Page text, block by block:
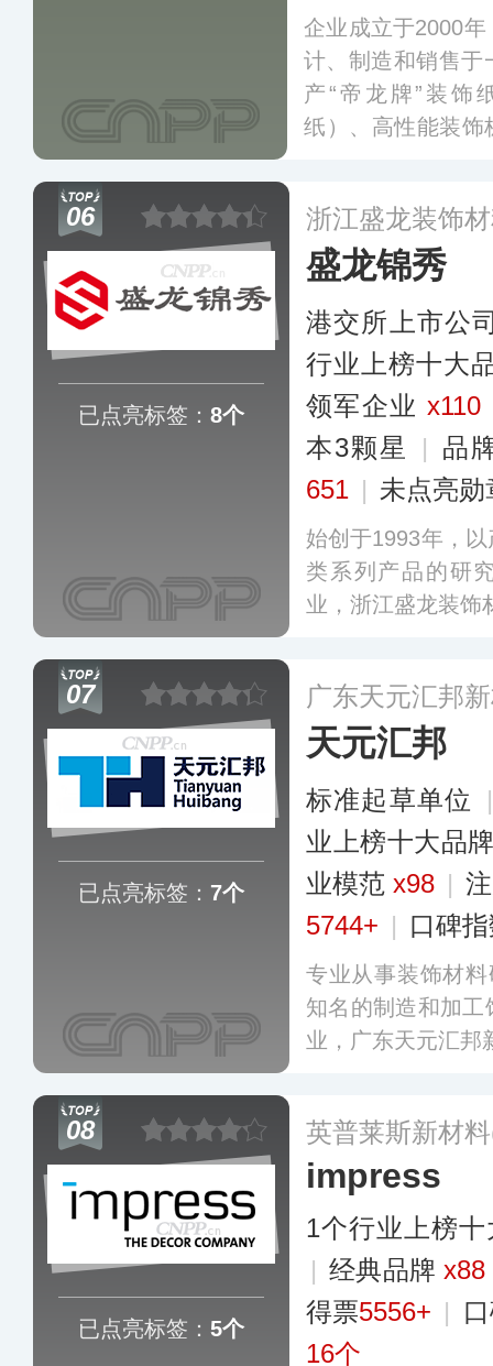
企业成立于2000
计、制造和销售于
产“帝龙牌”装饰
纸）、高性能装饰
定，被认定为“绿
用。更多
06
已点亮标签： 8个
浙江盛龙装饰
盛龙锦秀
港交所上市公
行业上榜十大
领军企业x110
本3颗星
| 品
651 | 未点亮勋
始创于1993年，
类系列产品的研
业，浙江盛龙装
07
已点亮标签： 7个
广东天元汇邦
天元汇邦
标准起草单位
业上榜十大品
业模范x98 |
5744+ | 口碑
专业从事装饰材
知名的制造和加
业，广东天元汇
08
已点亮标签： 5个
英普莱斯新材
impress
1个行业上榜
| 经典品牌x88
得票5556+ |
16个